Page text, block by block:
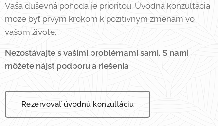
Vaša duševná pohoda je prioritou. Úvodná konzultácia
môže byť prvým krokom k pozitívnym zmenám vo
vašom živote.
Nezostávajte s vašimi problémami sami. S nami
môžete nájsť podporu a riešenia
Rezervovať úvodnú konzultáciu